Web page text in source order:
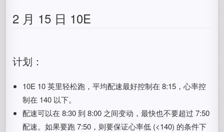
2 月 15 日 10E
计划：
10E 10 英里轻松跑，平均配速最好控制在 8:15，心率控
制在 140 以下。
配速可以在 8:30 到 8:00 之间变动，最快也不要超过 7:50
配速。如果要跑 7:50，则要保证心率低 (<140) 的条件下